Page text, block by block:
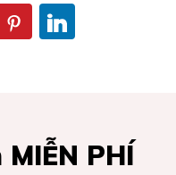
PHÍ